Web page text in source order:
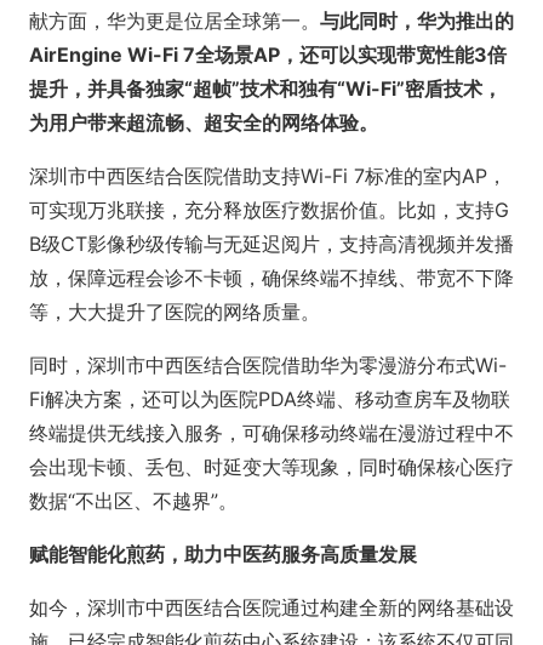
献方面，华为更是位居全球第一。 与此同时，华为推出的
AirEngine Wi-Fi 7全场景AP，还可以实现带宽性能3倍
提升，并具备独家“超帧”技术和独有“Wi-Fi”密盾技术，
为用户带来超流畅、超安全的网络体验。
深圳市中西医结合医院借助支持Wi-Fi 7标准的室内AP，
可实现万兆联接，充分释放医疗数据价值。比如，支持G
B级CT影像秒级传输与无延迟阅片，支持高清视频并发播
放，保障远程会诊不卡顿，确保终端不掉线、带宽不下降
等，大大提升了医院的网络质量。
同时，深圳市中西医结合医院借助华为零漫游分布式Wi-
Fi解决方案，还可以为医院PDA终端、移动查房车及物联
终端提供无线接入服务，可确保移动终端在漫游过程中不
会出现卡顿、丢包、时延变大等现象，同时确保核心医疗
数据“不出区、不越界”。
赋能智能化煎药，助力中医药服务高质量发展
如今，深圳市中西医结合医院通过构建全新的网络基础设